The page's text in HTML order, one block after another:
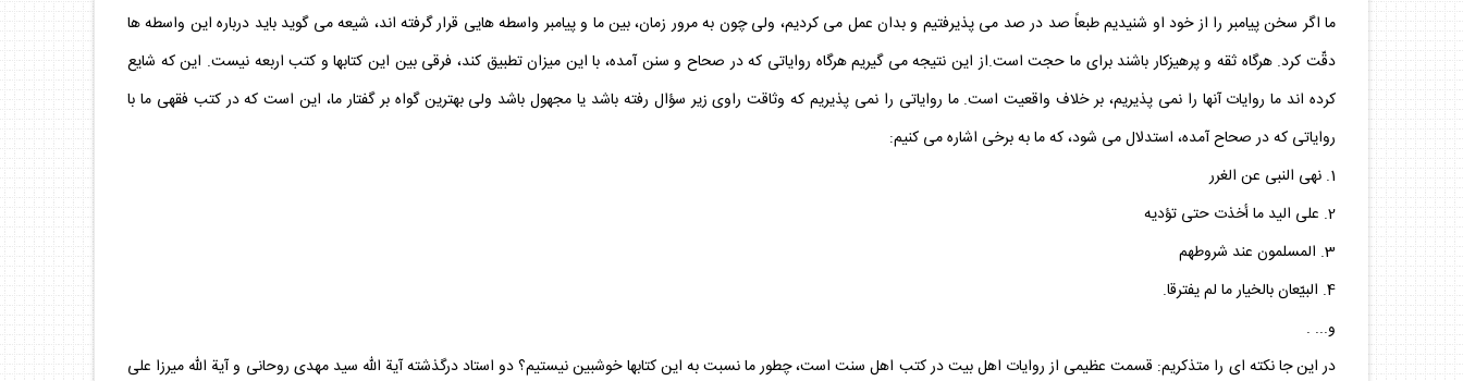
ما اگر سخن پيامبر را از خود او شنيديم طبعاً صد در صد مى پذيرفتيم و بدان عمل مى كرديم، ولى چون به مرور زمان، بين ما و پيامبر واسطه هايى قرار گرفته اند، شيعه مى گويد بايد درباره اين واسطه ها
دقّت كرد. هرگاه ثقه و پرهيزكار باشند براى ما حجت است.از اين نتيجه مى گيريم هرگاه رواياتى كه در صحاح و سنن آمده، با اين ميزان تطبيق كند، فرقى بين اين كتابها و كتب اربعه نيست. اين كه شايع
كرده اند ما روايات آنها را نمى پذيريم، بر خلاف واقعيت است. ما رواياتى را نمى پذيريم كه وثاقت راوى زير سؤال رفته باشد يا مجهول باشد ولى بهترين گواه بر گفتار ما، اين است كه در كتب فقهى ما با
رواياتى كه در صحاح آمده، استدلال مى شود، كه ما به برخى اشاره مى كنيم:
1. نهى النبى عن الغرر
2. على اليد ما أخذت حتى تؤديه
3. المسلمون عند شروطهم
4. البيّعان بالخيار ما لم يفترقا.
و... .
در اين جا نكته اى را متذكريم: قسمت عظيمى از روايات اهل بيت در كتب اهل سنت است، چطور ما نسبت به اين كتابها خوشبين نيستيم؟ دو استاد درگذشته آية الله سيد مهدى روحانى و آية الله ميرزا على